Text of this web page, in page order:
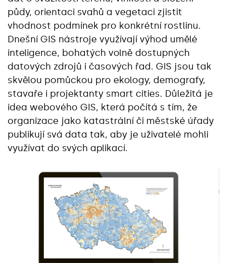
půdy, orientaci svahů a vegetaci zjistit
vhodnost podmínek pro konkrétní rostlinu.
Dnešní GIS nástroje využívají výhod umělé
inteligence, bohatých volně dostupných
datových zdrojů i časových řad. GIS jsou tak
skvělou pomůckou pro ekology, demografy,
stavaře i projektanty smart cities. Důležitá je
idea webového GIS, která počítá s tím, že
organizace jako katastrální či městské úřady
publikují svá data tak, aby je uživatelé mohli
využívat do svých aplikací.